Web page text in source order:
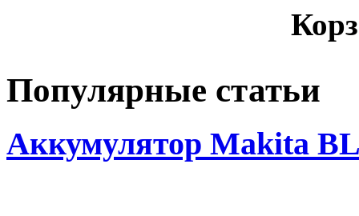
Популярные статьи
Аккумулятор Makita